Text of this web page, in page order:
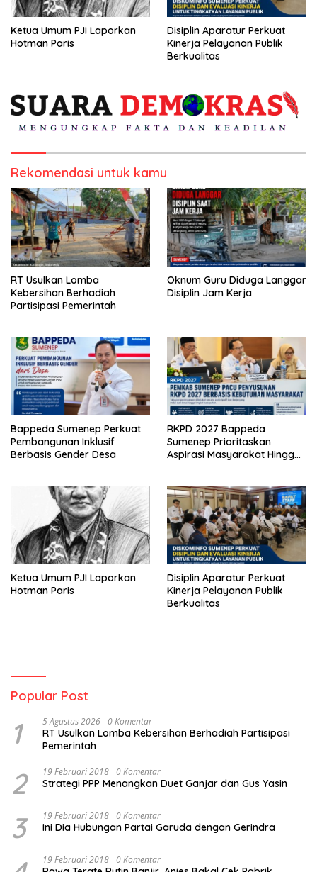
Ketua Umum PJI Laporkan
Hotman Paris
Disiplin Aparatur Perkuat
Kinerja Pelayanan Publik
Berkualitas
Rekomendasi untuk kamu
RT Usulkan Lomba
Kebersihan Berhadiah
Partisipasi Pemerintah
Oknum Guru Diduga Langgar
Disiplin Jam Kerja
Bappeda Sumenep Perkuat
Pembangunan Inklusif
Berbasis Gender Desa
RKPD 2027 Bappeda
Sumenep Prioritaskan
Aspirasi Masyarakat Hingga
Ketua Umum PJI Laporkan
Hotman Paris
Disiplin Aparatur Perkuat
Kinerja Pelayanan Publik
Berkualitas
Popular Post
1 5 Agustus 2026 0 Komentar
RT Usulkan Lomba Kebersihan Berhadiah Partisipasi
Pemerintah
2 19 Februari 2018 0 Komentar
Strategi PPP Menangkan Duet Ganjar dan Gus Yasin
3 19 Februari 2018 0 Komentar
Ini Dia Hubungan Partai Garuda dengan Gerindra
19 Februari 2018 0 Komentar